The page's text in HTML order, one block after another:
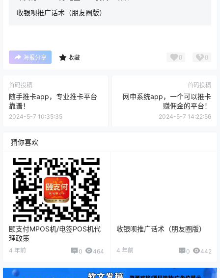
收银呗推广话术（朋友圈版）
海报分享 收藏 0 0
首码投稿
随手推卡app，专业推卡平台
靠谱！
2024-5-7 10:35:35
首码投稿
网申系统app，一个可以推卡
赚佣金的平台！
2024-5-7 14:22:56
猜你喜欢
颐支付MPOS机/电签POS机代
理政策
4 年前 0 464
收银呗推广话术（朋友圈版）
4 年前 0 442